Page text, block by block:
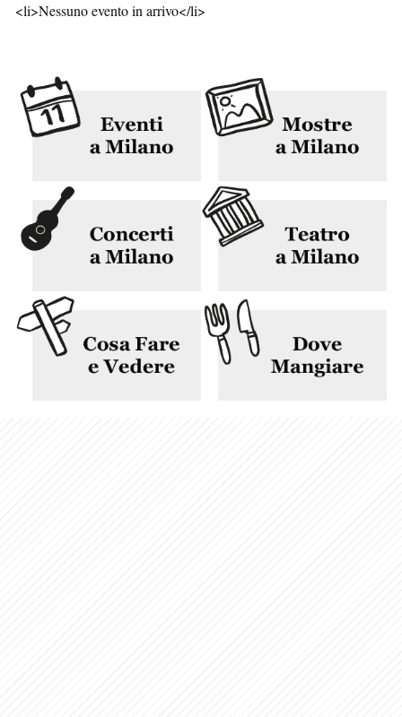
<li>Nessuno evento in arrivo</li>